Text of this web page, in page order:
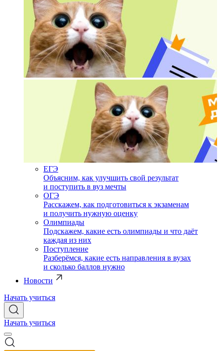
ЕГЭ
Объясним, как улучшить свой результат
и поступить в вуз мечты
ОГЭ
Расскажем, как подготовиться к экзаменам
и получить нужную оценку
Олимпиады
Подскажем, какие есть олимпиады и что даёт
каждая из них
Поступление
Разберёмся, какие есть направления в вузах
и сколько баллов нужно
Новости
Начать учиться
Начать учиться